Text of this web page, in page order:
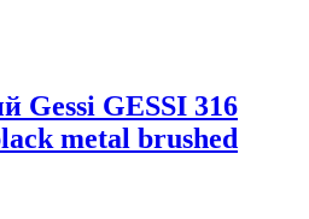
Gessi GESSI 316
metal brushed